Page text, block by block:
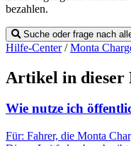
bezahlen.
Suche oder frage nach
Hilfe-Center / Monta
Artikel in dieser
Wie nutze ich
Für: Fahrer, die Monta